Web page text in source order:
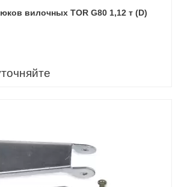
вилочных TOR G80 1,12 т (D)